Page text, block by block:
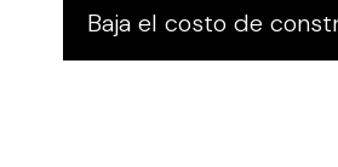
Baja el costo de